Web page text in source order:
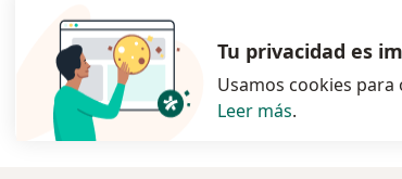
Polska
Tu privacidad es
Usamos cookies
Leer más.